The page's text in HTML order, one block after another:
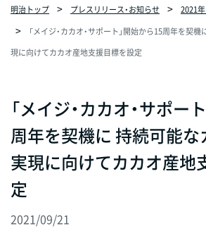
明治トップ プレスリリース・お知らせ
2021
「メイジ・カカオ・サポート」開始から15周年を契
現に向けてカカオ産地支援目標を設定
「メイジ・カカオ・サポー
周年を契機に 持続可能
実現に向けてカカオ産地
定
2021/09/21